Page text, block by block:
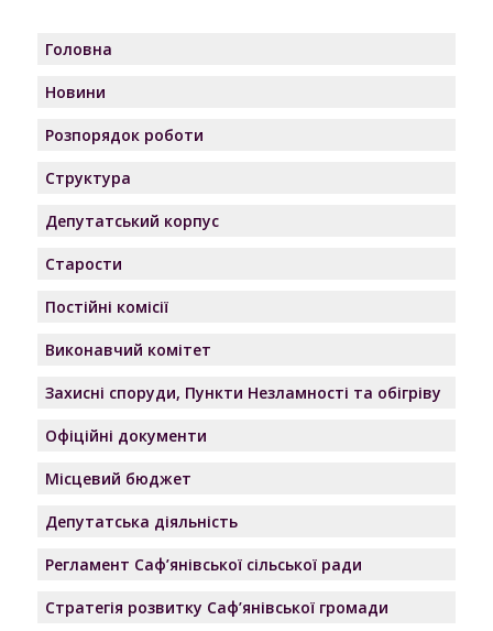
Головна
Новини
Розпорядок роботи
Структура
Депутатський корпус
Старости
Постійні комісії
Виконавчий комітет
Захисні споруди, Пункти Незламності та обігріву
Офіційні документи
Місцевий бюджет
Депутатська діяльність
Регламент Саф’янівської сільської ради
Стратегія розвитку Саф’янівської громади